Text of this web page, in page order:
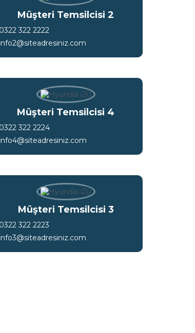
Müşteri Temsilcisi 2
0322 322 2222
info2@siteadresiniz.com
Müşteri Temsilcisi 4
0322 322 2224
info4@siteadresiniz.com
Müşteri Temsilcisi 3
0322 322 2223
info3@siteadresiniz.com